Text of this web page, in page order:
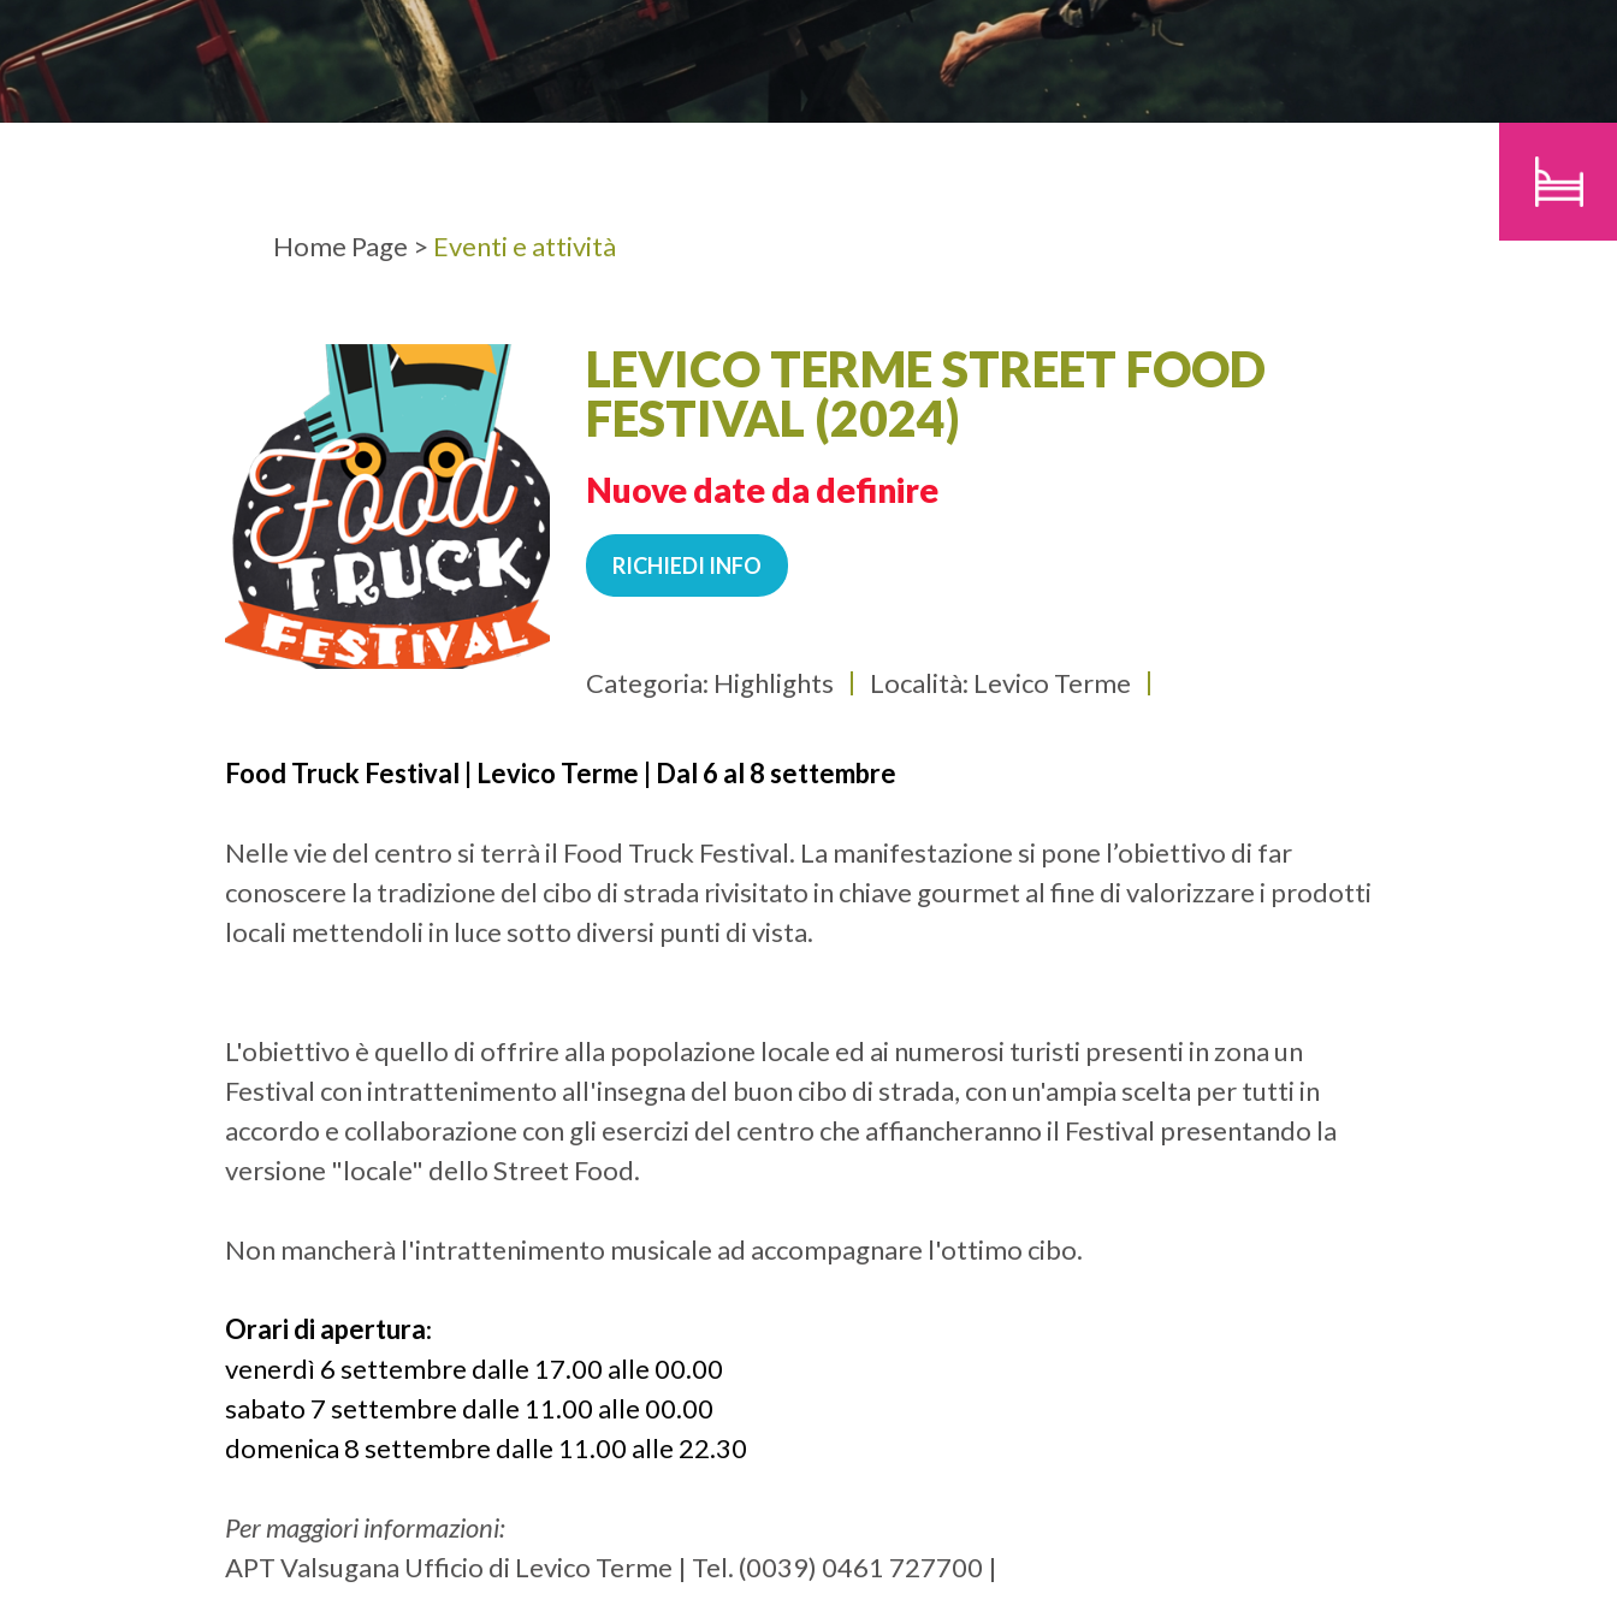
PARTENZA ADULTI BAMBINI
CERCA
Home Page > Eventi e attività
LEVICO TERME STREET FOOD
FESTIVAL (2024)
Nuove date da definire
RICHIEDI INFO
Categoria: Highlights Località: Levico Terme
Food Truck Festival | Levico Terme | Dal 6 al 8 settembre
Nelle vie del centro si terrà il Food Truck Festival. La manifestazione si pone l’obiettivo di far
conoscere la tradizione del cibo di strada rivisitato in chiave gourmet al fine di valorizzare i prodotti
locali mettendoli in luce sotto diversi punti di vista.
L'obiettivo è quello di offrire alla popolazione locale ed ai numerosi turisti presenti in zona un
Festival con intrattenimento all'insegna del buon cibo di strada, con un'ampia scelta per tutti in
accordo e collaborazione con gli esercizi del centro che affiancheranno il Festival presentando la
versione "locale" dello Street Food.
Non mancherà l'intrattenimento musicale ad accompagnare l'ottimo cibo.
Orari di apertura:
venerdì 6 settembre dalle 17.00 alle 00.00
sabato 7 settembre dalle 11.00 alle 00.00
domenica 8 settembre dalle 11.00 alle 22.30
Per maggiori informazioni:
APT Valsugana Ufficio di Levico Terme | Tel. (0039) 0461 727700 |